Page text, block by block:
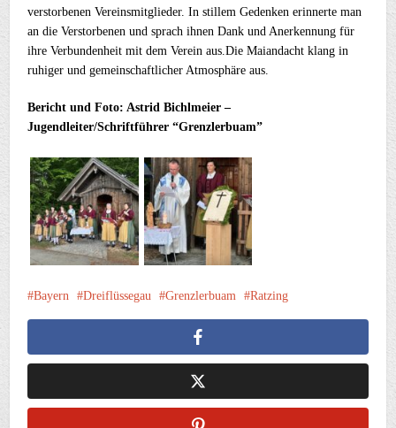
verstorbenen Vereinsmitglieder. In stillem Gedenken erinnerte man
an die Verstorbenen und sprach ihnen Dank und Anerkennung für
ihre Verbundenheit mit dem Verein aus.Die Maiandacht klang in
ruhiger und gemeinschaftlicher Atmosphäre aus.
Bericht und Foto: Astrid Bichlmeier –
Jugendleiter/Schriftführer “Grenzlerbuam”
Bayern Dreiflüssegau Grenzlerbuam Ratzing